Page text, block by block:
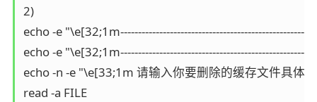
2)
echo -e
echo -e
echo -n -e "\e[33;1m 请输入你要删除的缓存文件具
read -a FILE